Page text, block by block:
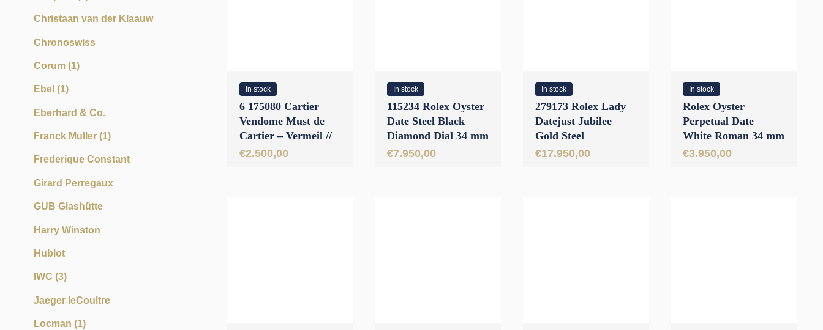
Christaan van der Klaauw
Chronoswiss
Corum (1)
Ebel (1)
Eberhard & Co.
Franck Muller (1)
Frederique Constant
Girard Perregaux
GUB Glashütte
Harry Winston
Hublot
IWC (3)
Jaeger leCoultre
Locman (1)
In stock
6 175080 Cartier
Vendome Must de
Cartier – Vermeil //
Box & Papers 1992
€2.500,00
In stock
115234 Rolex Oyster
Date Steel Black
Diamond Dial 34 mm
// Full Set 2018
€7.950,00
In stock
279173 Rolex Lady
Datejust Jubilee
Gold Steel
Champagne
€17.950,00
In stock
Rolex Oyster
Perpetual Date
White Roman 34 mm
€3.950,00